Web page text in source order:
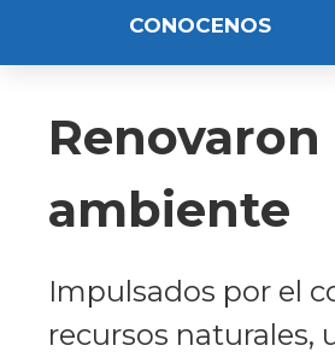
CONOCENOS
ambiente
Impulsados por el
recursos naturales,